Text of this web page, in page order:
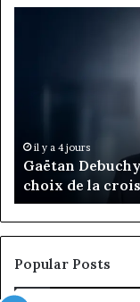
choix
de
la
croissance
sous
il y a 4 jours
Gaëtan
choix de la
Popular Posts